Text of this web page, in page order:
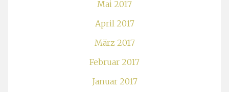
Mai 2017
April 2017
März 2017
Februar 2017
Januar 2017